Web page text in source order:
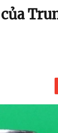
XUẤT KHẨU GẠO